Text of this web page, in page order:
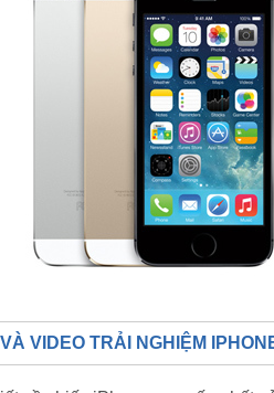
VIDEO TRẢI NGHIỆM